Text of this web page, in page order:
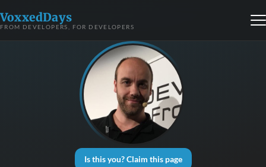
VoxxedDays
FROM DEVELOPERS, FOR DEVELOPERS
Is this you? Claim this page